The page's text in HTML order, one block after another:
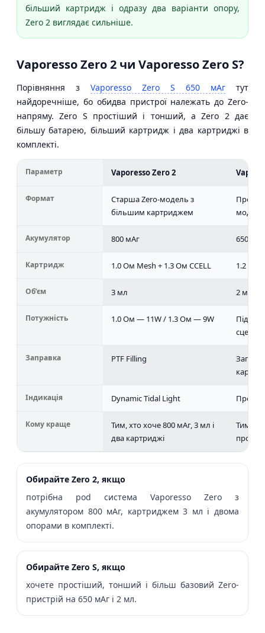
більший картридж і одразу два варіанти опору,
Zero 2 виглядає сильніше.
Vaporesso Zero 2 чи Vaporesso Zero S?
Порівняння з Vaporesso Zero S 650 мАг тут
найдоречніше, бо обидва пристрої належать до Zero-
напряму. Zero S простіший і тонший, а Zero 2 дає
більшу батарею, більший картридж і два картриджі в
комплекті.
Параметр Vaporesso Zero 2
Формат
Старша Zero-модель з
більшим картриджем
модель
Акумулятор 800 мАг 650 мАг
Картридж 1.0 Ом Mesh + 1.3 Ом CCELL 1.2 Ом
Об’єм 3 мл 2 мл
Потужність 1.0 Ом — 11W / 1.3 Ом — 9W
Під
Заправка PTF Filling
Індикація Dynamic Tidal Light
Кому краще
Тим, хто хоче 800 мАг, 3 мл і
два картриджі
Тим,
Обирайте Zero 2, якщо
потрібна pod система Vaporesso Zero з
акумулятором 800 мАг, картриджем 3 мл і двома
опорами в комплекті.
Обирайте Zero S, якщо
хочете простіший, тонший і більш базовий Zero-
пристрій на 650 мАг і 2 мл.